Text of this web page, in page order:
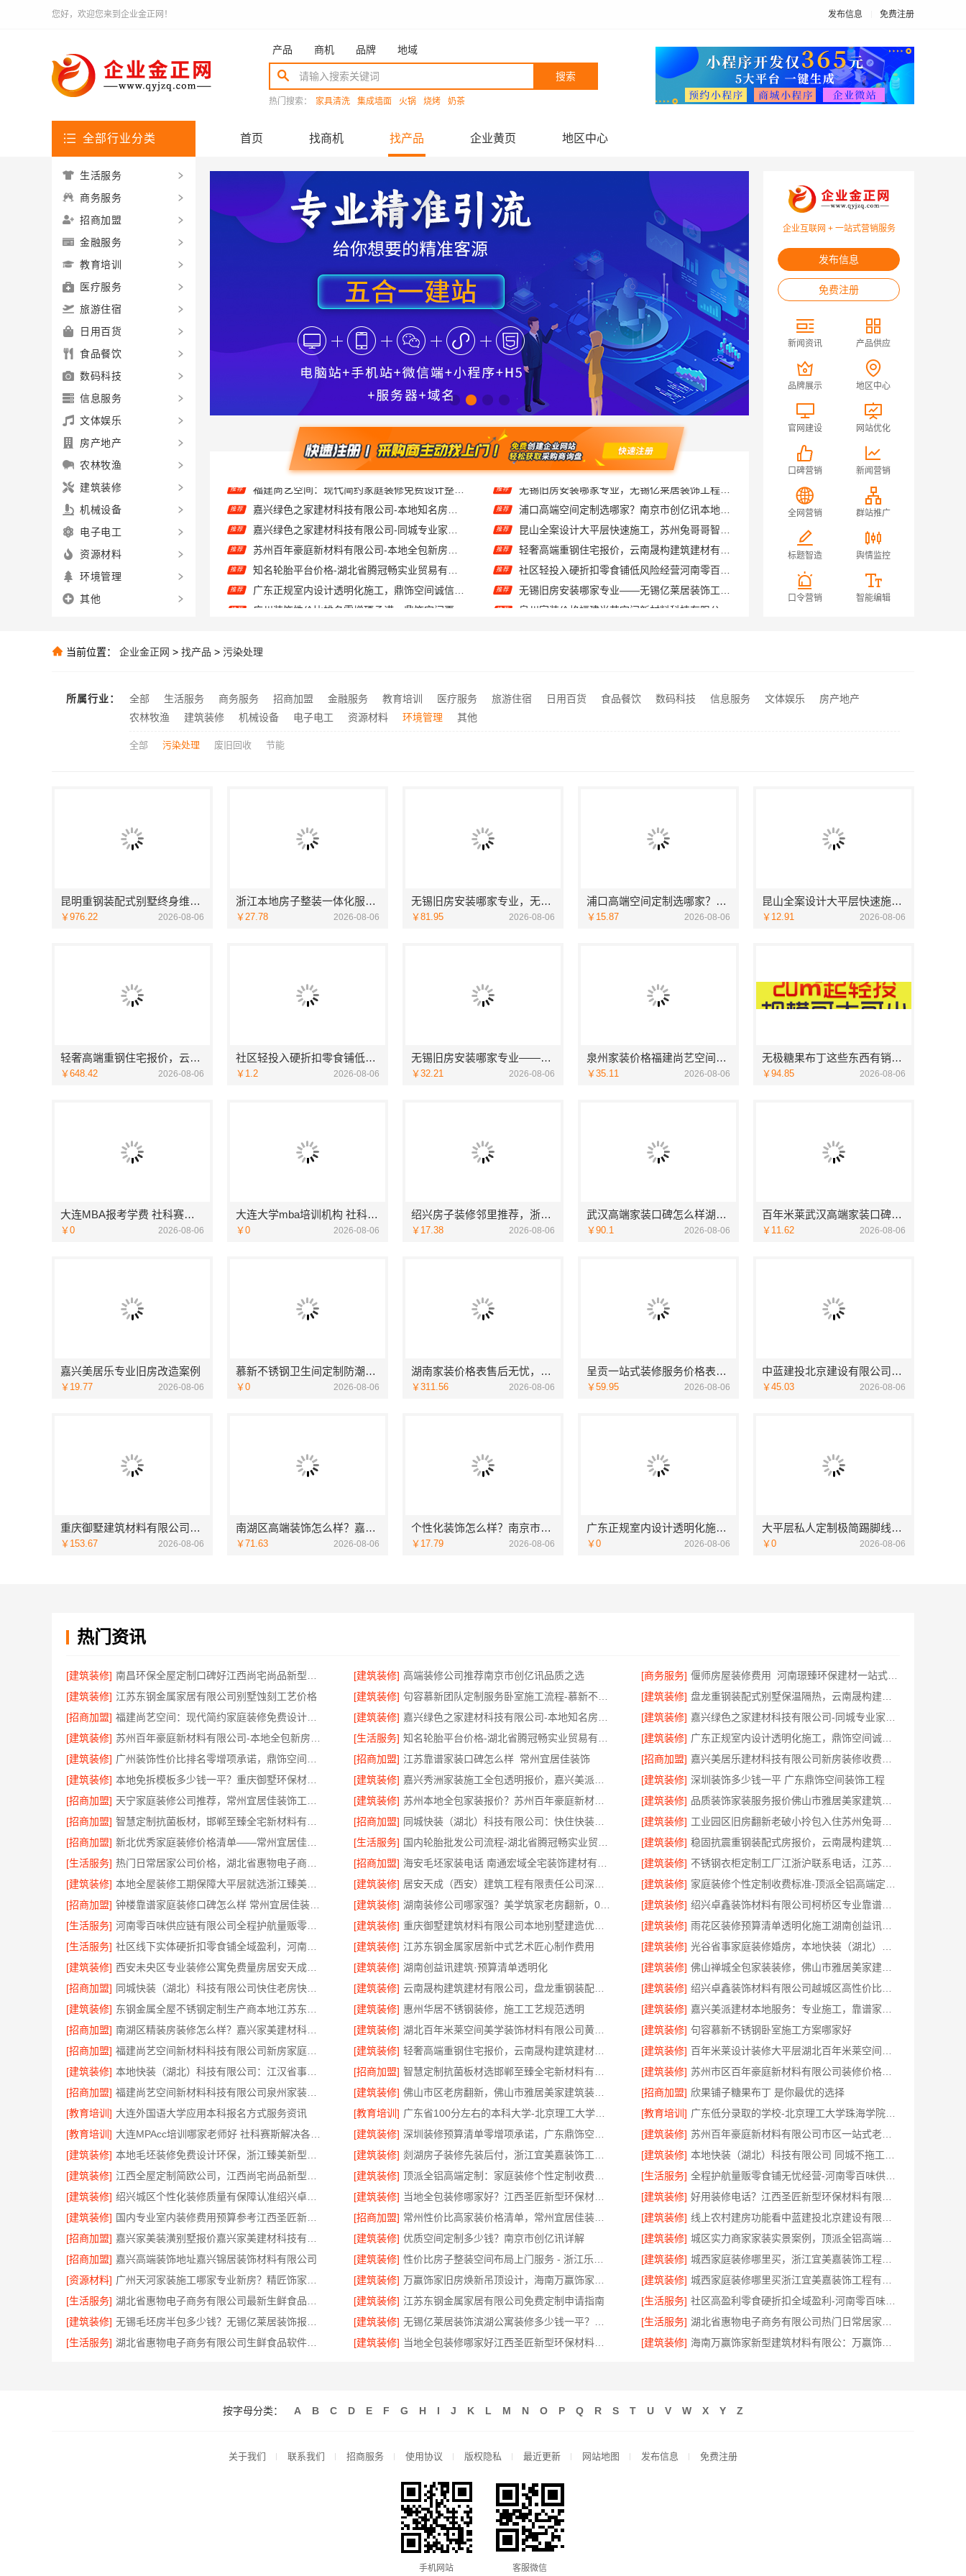
您好，欢迎您来到企业金正网！ 发布信息 免费注册
产品 商机 品牌 地域
搜索
热门搜索： 家具清洗 集成墙面 火锅 烧烤 奶茶
全部行业分类 首页 找商机 找产品 企业黄页 地区中心
推荐 嘉兴绿色之家建材科技有限公司-本地知名房屋装修服务环保
推荐 嘉兴绿色之家建材科技有限公司-同城专业家装团队环保
推荐 苏州百年豪庭新材料有限公司-本地全包新房报价
推荐 知名轮胎平台价格-湖北省腾冠畅实业贸易有限公司批发底价直供
推荐 广东正规室内设计透明化施工，鼎饰空间诚信经营
推荐 广州装饰性价比排名零增项承诺，鼎饰空间更实惠
推荐 江苏东钢金属家居有限公司别墅蚀刻工艺价格
推荐 盘龙重钢装配式别墅保温隔热，云南晟构建筑建材有限公司
推荐 福建尚艺空间：现代简约家庭装修免费设计整体落地
推荐 浦口高端空间定制选哪家？南京市创亿讯本地靠谱
推荐 昆山全案设计大平层快速施工，苏州兔哥哥智装新材料有限公司
推荐 轻奢高端重钢住宅报价，云南晟构建筑建材有限公司定制品质居所
推荐 社区轻投入硬折扣零食铺低风险经营河南零百味供应链有限公司
推荐 无锡旧房安装哪家专业——无锡亿莱居装饰工程材料有限公司
推荐 泉州家装价格福建尚艺空间新材料科技有限公司实景案例
推荐 浙江本地房子整装一体化服务施工案例-浙江乐享新材料有限公司
企业互联网 + 一站式营销服务
发布信息
免费注册
新闻资讯 产品供应
品牌展示 地区中心
官网建设 网站优化
口碑营销 新闻营销
全网营销 群站推广
标题智造 舆情监控
口令营销 智能编辑
生活服务
商务服务
招商加盟
金融服务
教育培训
医疗服务
旅游住宿
日用百货
食品餐饮
数码科技
信息服务
文体娱乐
房产地产
农林牧渔
建筑装修
机械设备
电子电工
资源材料
环境管理
其他
当前位置： 企业金正网 > 找产品 > 污染处理
所属行业： 全部 生活服务 商务服务 招商加盟 金融服务 教育培训 医疗服务 旅游住宿 日用百货 食品餐饮 数码科技 信息服务 文体娱乐
房产地产
农林牧渔
建筑装修 机械设备 电子电工 资源材料 环境管理 其他
全部 污染处理 废旧回收 节能
昆明重钢装配式别墅终身维保-云南晟构建筑建材有限公司
￥976.22 2026-08-06
浙江本地房子整装一体化服务施工案例-浙江乐享新材料有限公司
￥27.78 2026-08-06
无锡旧房安装哪家专业，无锡亿莱居装饰工程材料有限公司
￥81.95 2026-08-06
浦口高端空间定制选哪家？南京市创亿讯本地靠谱
￥15.87 2026-08-06
昆山全案设计大平层快速施工，苏州兔哥哥智装新材料有限公司
￥12.91 2026-08-06
轻奢高端重钢住宅报价，云南晟构建筑建材有限公司定制品质居所
￥648.42 2026-08-06
社区轻投入硬折扣零食铺低风险经营河南零百味供应链有限公司
￥1.2 2026-08-06
无锡旧房安装哪家专业——无锡亿莱居装饰工程材料有限公司
￥32.21 2026-08-06
泉州家装价格福建尚艺空间新材料科技有限公司实景案例
￥35.11 2026-08-06
无极糖果布丁这些东西有销量吗
￥94.85 2026-08-06
大连MBA报考学费 社科赛斯为MBA备考量身定制
￥0 2026-08-06
大连大学mba培训机构 社科赛斯考研服务人才伴您成长
￥0 2026-08-06
绍兴房子装修邻里推荐，浙江宜美嘉装饰工程有限公司口碑好
￥17.38 2026-08-06
武汉高端家装口碑怎么样湖北百年米莱空间美学装饰材料有限公司
￥90.1 2026-08-06
百年米莱武汉高端家装口碑评测
￥11.62 2026-08-06
嘉兴美居乐专业旧房改造案例
￥19.77 2026-08-06
慕新不锈钢卫生间定制防潮防火方案
￥0 2026-08-06
湖南家装价格表售后无忧，湖南创益讯建筑
￥311.56 2026-08-06
呈贡一站式装修服务价格表？云南至高新型建材有限公司透明定价
￥59.95 2026-08-06
中蓝建投北京建设有限公司四川全包婚房布置
￥45.03 2026-08-06
重庆御墅建筑材料有限公司巴南定制化建房工期短
￥153.67 2026-08-06
南湖区高端装饰怎么样？嘉兴锦居装饰材料有限公司
￥71.63 2026-08-06
个性化装饰怎么样？南京市创亿讯环保全包更安心
￥17.79 2026-08-06
广东正规室内设计透明化施工，广东鼎饰空间装饰工程有限公司
￥0 2026-08-06
大平层私人定制极简踢脚线评测，江苏东钢金属家居有限公司
￥0 2026-08-06
热门资讯
[建筑装修] [建筑装修] 高端装修公司推荐南京市创亿讯品质之选 [商务服务]
[建筑装修] 江苏东钢金属家居有限公司别墅蚀刻工艺价格 [建筑装修] [建筑装修]
[招商加盟]
[建筑装修] [建筑装修]
[建筑装修]
[生活服务] [建筑装修]
[建筑装修]
[招商加盟] 江苏靠谱家装口碑怎么样_常州宜居佳装饰 [招商加盟]
[建筑装修]
[建筑装修] [建筑装修] 深圳装饰多少钱一平 广东鼎饰空间装饰工程
[招商加盟]
[建筑装修] [建筑装修]
[招商加盟]
[招商加盟] [建筑装修]
[招商加盟]
[生活服务] [建筑装修]
[生活服务]
[招商加盟] [建筑装修]
[建筑装修]
[建筑装修] [建筑装修]
[招商加盟]
[建筑装修] [建筑装修]
[生活服务]
[建筑装修] [建筑装修]
[生活服务]
[建筑装修] 江苏东钢金属家居新中式艺术匠心制作费用 [建筑装修]
[建筑装修]
[建筑装修] 湖南创益讯建筑·预算清单透明化 [建筑装修]
[招商加盟]
[建筑装修] [建筑装修]
[建筑装修]
[建筑装修] 惠州华居不锈钢装修，施工工艺规范透明 [建筑装修]
[招商加盟]
[建筑装修] [建筑装修] 句容慕新不锈钢卧室施工方案哪家好
[招商加盟]
[建筑装修] [建筑装修]
[建筑装修]
[招商加盟] [建筑装修]
[招商加盟]
[建筑装修] [招商加盟] 欣果铺子糖果布丁 是你最优的选择
[教育培训] 大连外国语大学应用本科报名方式服务资讯 [教育培训] [教育培训]
[教育培训]
[建筑装修] [建筑装修]
[建筑装修]
[建筑装修] [建筑装修]
[建筑装修]
[建筑装修] [生活服务]
[建筑装修]
[建筑装修] [建筑装修]
[建筑装修]
[招商加盟] [建筑装修]
[招商加盟]
[建筑装修] 优质空间定制多少钱？南京市创亿讯详解 [建筑装修]
[招商加盟] 嘉兴高端装饰地址嘉兴锦居装饰材料有限公司 [建筑装修] [建筑装修]
[资源材料]
[建筑装修] [建筑装修]
[生活服务]
[建筑装修] 江苏东钢金属家居有限公司免费定制申请指南 [生活服务]
[建筑装修]
[建筑装修] [生活服务]
[生活服务]
[建筑装修] [建筑装修]
按字母分类： A B C D E F G H I J K L M N O P Q R S T U V W X Y Z
关于我们 联系我们 招商服务 使用协议 版权隐私 最近更新 网站地图 发布信息 免费注册
手机网站 客服微信